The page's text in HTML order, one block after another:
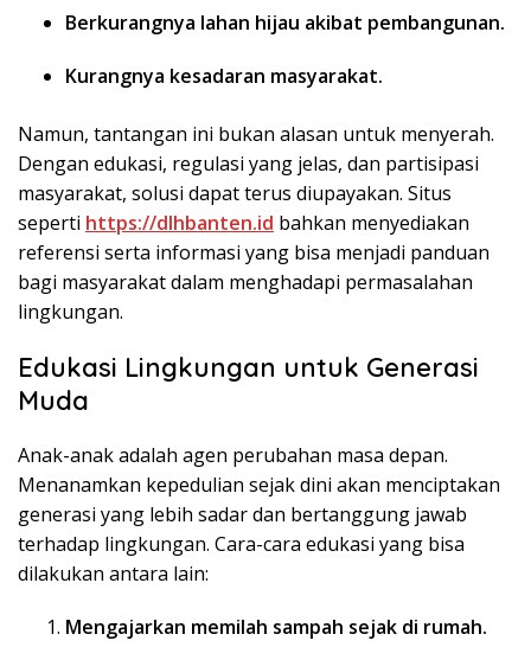
Berkurangnya lahan hijau akibat pembangunan.
Kurangnya kesadaran masyarakat.
Namun, tantangan ini bukan alasan untuk menyerah.
Dengan edukasi, regulasi yang jelas, dan partisipasi
masyarakat, solusi dapat terus diupayakan. Situs
seperti https://dlhbanten.id bahkan menyediakan
referensi serta informasi yang bisa menjadi panduan
bagi masyarakat dalam menghadapi permasalahan
lingkungan.
Edukasi Lingkungan untuk Generasi
Muda
Anak-anak adalah agen perubahan masa depan.
Menanamkan kepedulian sejak dini akan menciptakan
generasi yang lebih sadar dan bertanggung jawab
terhadap lingkungan. Cara-cara edukasi yang bisa
dilakukan antara lain:
Mengajarkan memilah sampah sejak di rumah.